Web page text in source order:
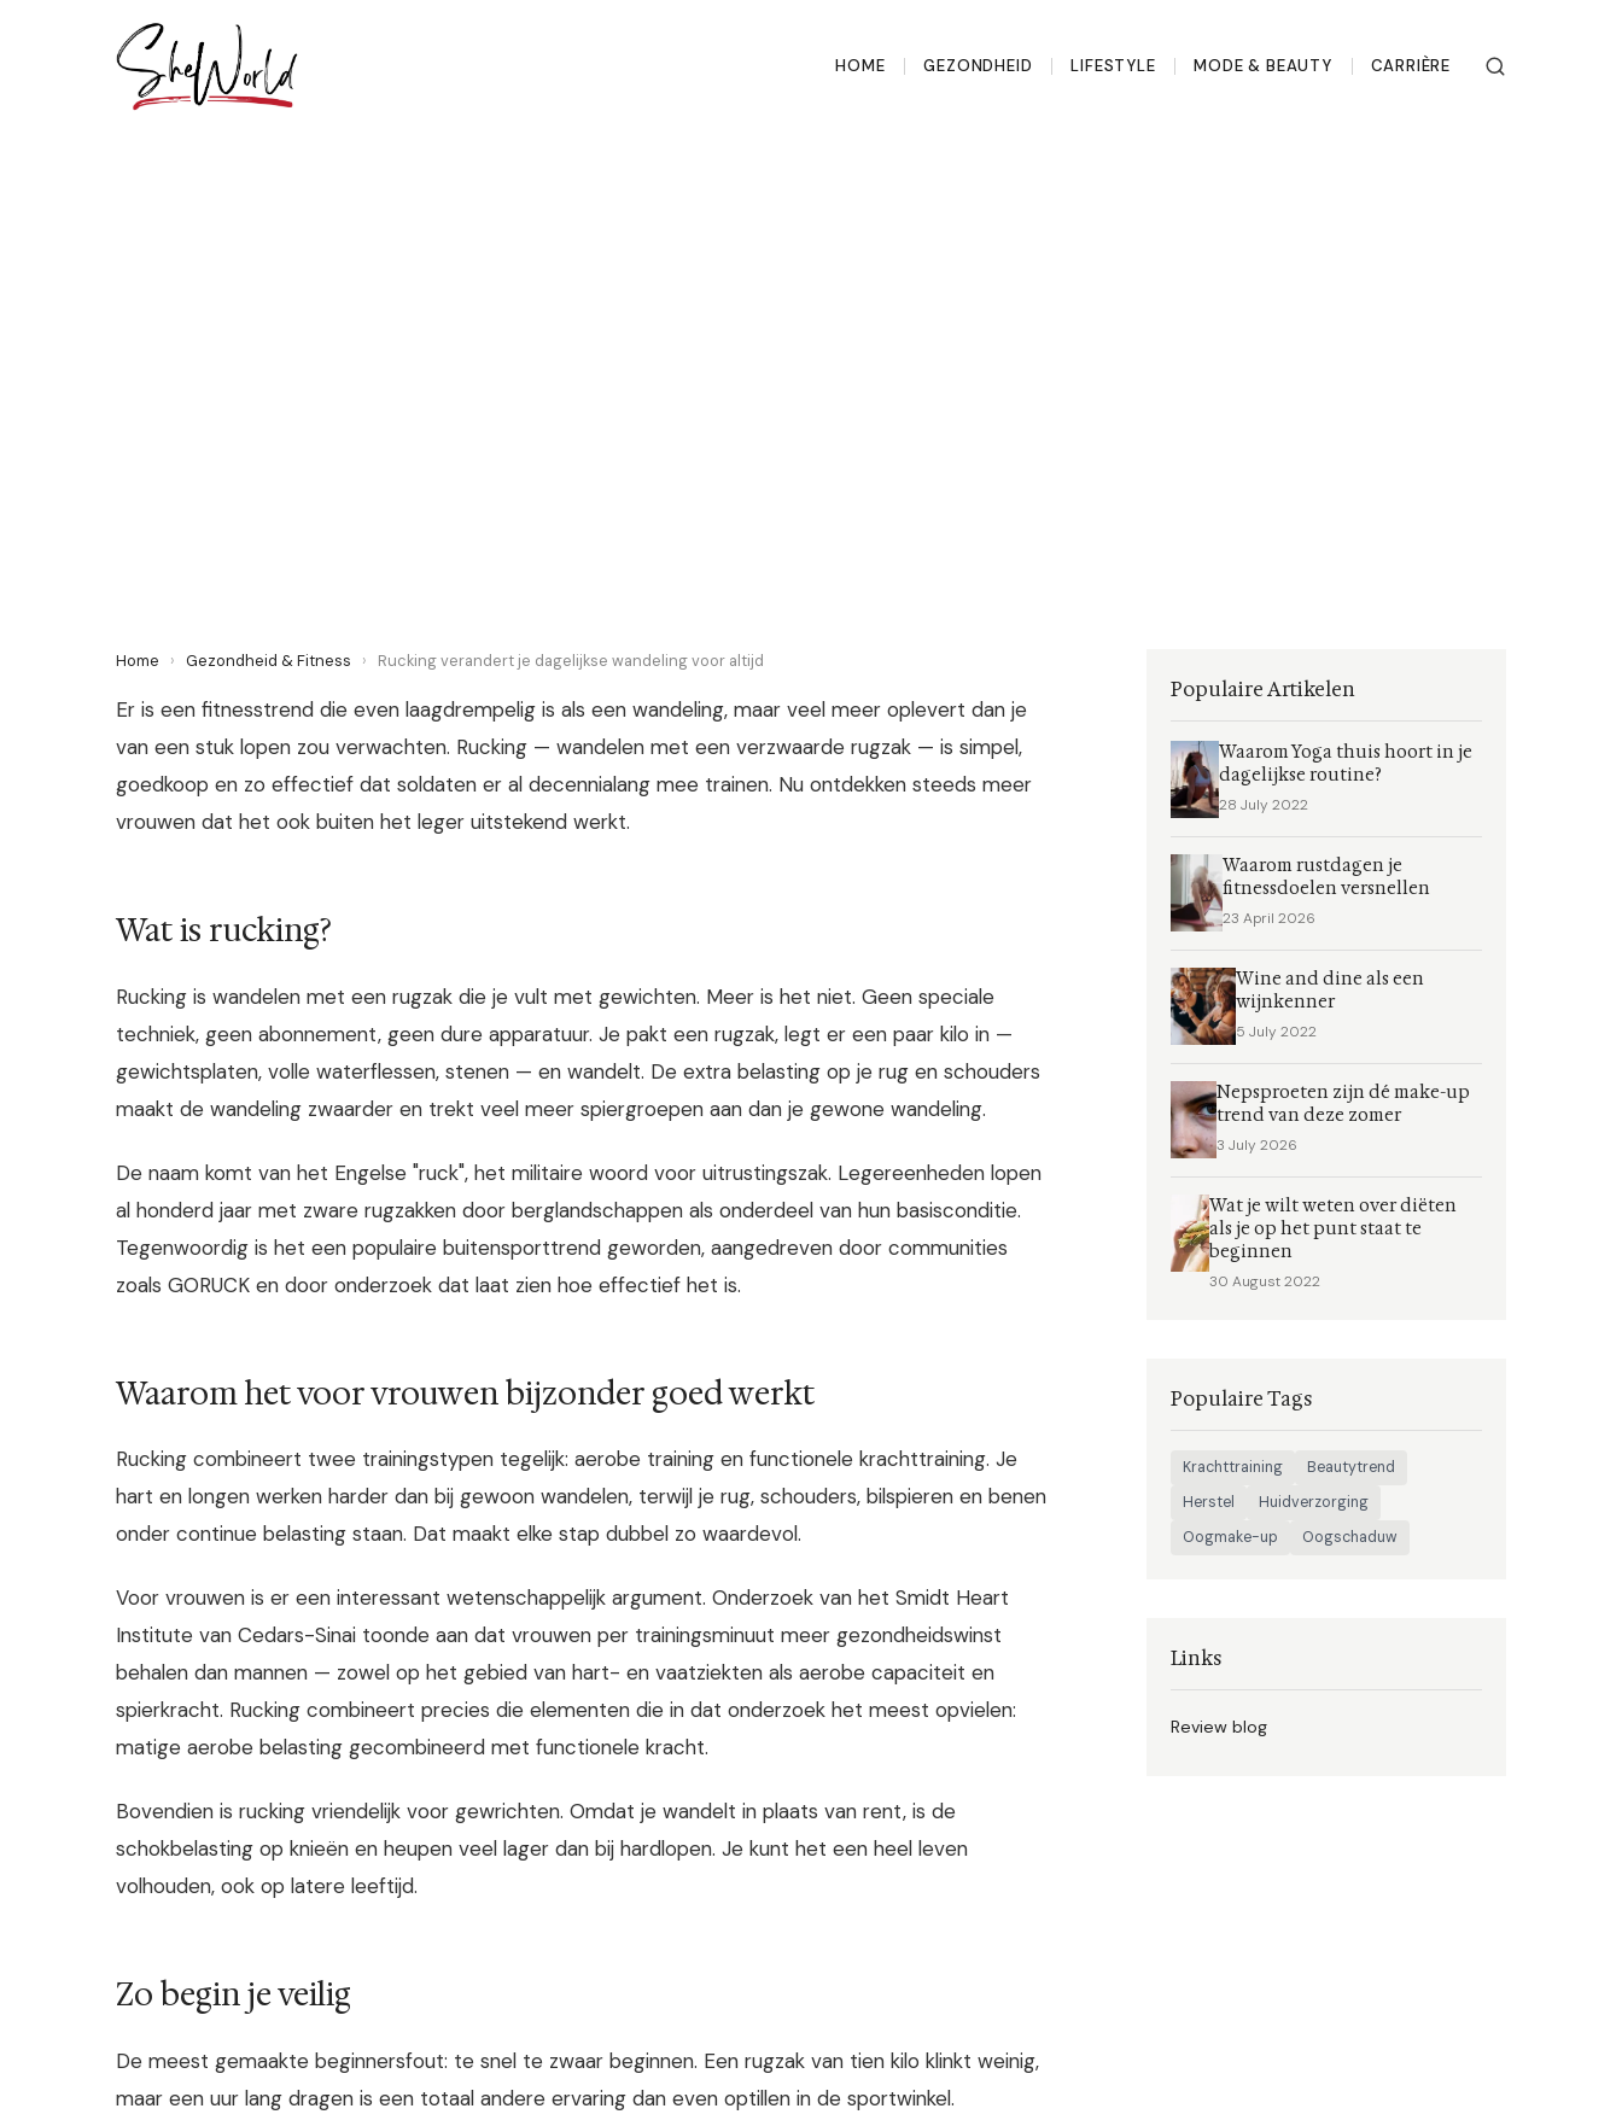
HOME GEZONDHEID LIFESTYLE MODE & BEAUTY CARRIÈRE
Home › Gezondheid & Fitness › Rucking verandert je dagelijkse wandeling voor altijd
Er is een fitnesstrend die even laagdrempelig is als een wandeling, maar veel meer oplevert dan je
van een stuk lopen zou verwachten. Rucking — wandelen met een verzwaarde rugzak — is simpel,
goedkoop en zo effectief dat soldaten er al decennialang mee trainen. Nu ontdekken steeds meer
vrouwen dat het ook buiten het leger uitstekend werkt.
Wat is rucking?
Rucking is wandelen met een rugzak die je vult met gewichten. Meer is het niet. Geen speciale
techniek, geen abonnement, geen dure apparatuur. Je pakt een rugzak, legt er een paar kilo in —
gewichtsplaten, volle waterflessen, stenen — en wandelt. De extra belasting op je rug en schouders
maakt de wandeling zwaarder en trekt veel meer spiergroepen aan dan je gewone wandeling.
De naam komt van het Engelse "ruck", het militaire woord voor uitrustingszak. Legereenheden lopen
al honderd jaar met zware rugzakken door berglandschappen als onderdeel van hun basisconditie.
Tegenwoordig is het een populaire buitensporttrend geworden, aangedreven door communities
zoals GORUCK en door onderzoek dat laat zien hoe effectief het is.
Waarom het voor vrouwen bijzonder goed werkt
Rucking combineert twee trainingstypen tegelijk: aerobe training en functionele krachttraining. Je
hart en longen werken harder dan bij gewoon wandelen, terwijl je rug, schouders, bilspieren en benen
onder continue belasting staan. Dat maakt elke stap dubbel zo waardevol.
Voor vrouwen is er een interessant wetenschappelijk argument. Onderzoek van het Smidt Heart
Institute van Cedars-Sinai toonde aan dat vrouwen per trainingsminuut meer gezondheidswinst
behalen dan mannen — zowel op het gebied van hart- en vaatziekten als aerobe capaciteit en
spierkracht. Rucking combineert precies die elementen die in dat onderzoek het meest opvielen:
matige aerobe belasting gecombineerd met functionele kracht.
Bovendien is rucking vriendelijk voor gewrichten. Omdat je wandelt in plaats van rent, is de
schokbelasting op knieën en heupen veel lager dan bij hardlopen. Je kunt het een heel leven
volhouden, ook op latere leeftijd.
Zo begin je veilig
De meest gemaakte beginnersfout: te snel te zwaar beginnen. Een rugzak van tien kilo klinkt weinig,
maar een uur lang dragen is een totaal andere ervaring dan even optillen in de sportwinkel.
Populaire Artikelen
Waarom Yoga thuis hoort in je
dagelijkse routine?
28 July 2022
Waarom rustdagen je
fitnessdoelen versnellen
23 April 2026
Wine and dine als een
wijnkenner
5 July 2022
Nepsproeten zijn dé make-up
trend van deze zomer
3 July 2026
Wat je wilt weten over diëten
als je op het punt staat te
beginnen
30 August 2022
Populaire Tags
Krachttraining
Beautytrend
Herstel
Huidverzorging
Oogmake-up
Oogschaduw
Links
Review blog